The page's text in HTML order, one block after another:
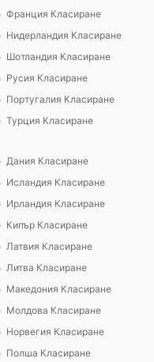
Франция Класиране
Нидерландия Класиране
Шотландия Класиране
Русия Класиране
Португалия Класиране
Турция Класиране
Дания Класиране
Исландия Класиране
Ирландия Класиране
Кипър Класиране
Латвия Класиране
Литва Класиране
Македония Класиране
Молдова Класиране
Норвегия Класиране
Полша Класиране